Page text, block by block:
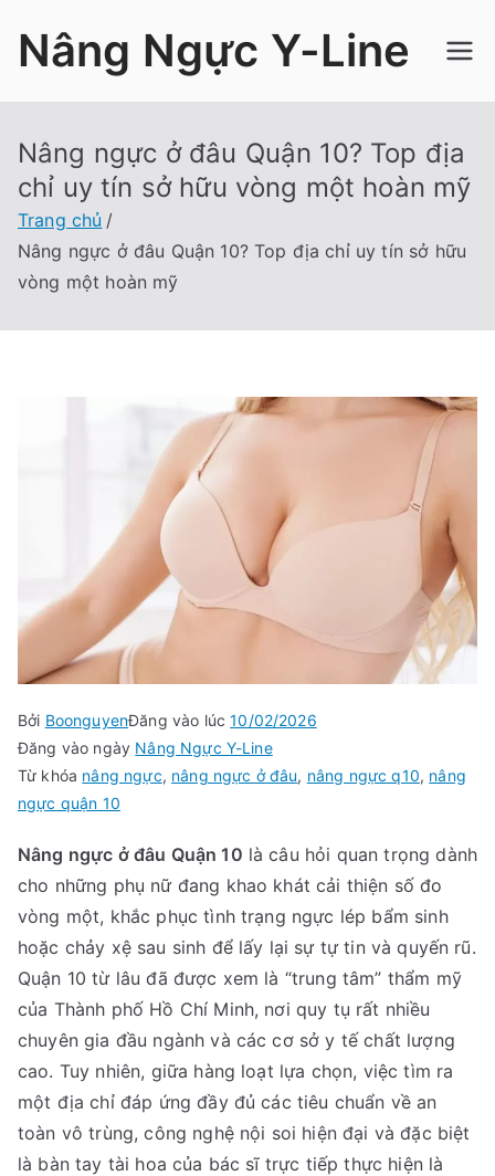
Nâng Ngực Y-Line
Nâng ngực ở đâu Quận 10? Top địa
chỉ uy tín sở hữu vòng một hoàn mỹ
Trang chủ
Nâng ngực ở đâu Quận 10? Top địa chỉ uy tín sở hữu
vòng một hoàn mỹ
Bởi BoonguyenĐăng vào lúc10/02/2026
Đăng vào ngày Nâng Ngực Y-Line
Từ khóa nâng ngực, nâng ngực ở đâu, nâng ngực q10, nâng
ngực quận 10
Nâng ngực ở đâu Quận 10 là câu hỏi quan trọng dành
cho những phụ nữ đang khao khát cải thiện số đo
vòng một, khắc phục tình trạng ngực lép bẩm sinh
hoặc chảy xệ sau sinh để lấy lại sự tự tin và quyến rũ.
Quận 10 từ lâu đã được xem là “trung tâm” thẩm mỹ
của Thành phố Hồ Chí Minh, nơi quy tụ rất nhiều
chuyên gia đầu ngành và các cơ sở y tế chất lượng
cao. Tuy nhiên, giữa hàng loạt lựa chọn, việc tìm ra
một địa chỉ đáp ứng đầy đủ các tiêu chuẩn về an
toàn vô trùng, công nghệ nội soi hiện đại và đặc biệt
là bàn tay tài hoa của bác sĩ trực tiếp thực hiện là